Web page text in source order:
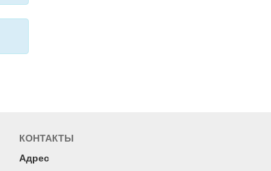
КОНТАКТЫ
Адрес